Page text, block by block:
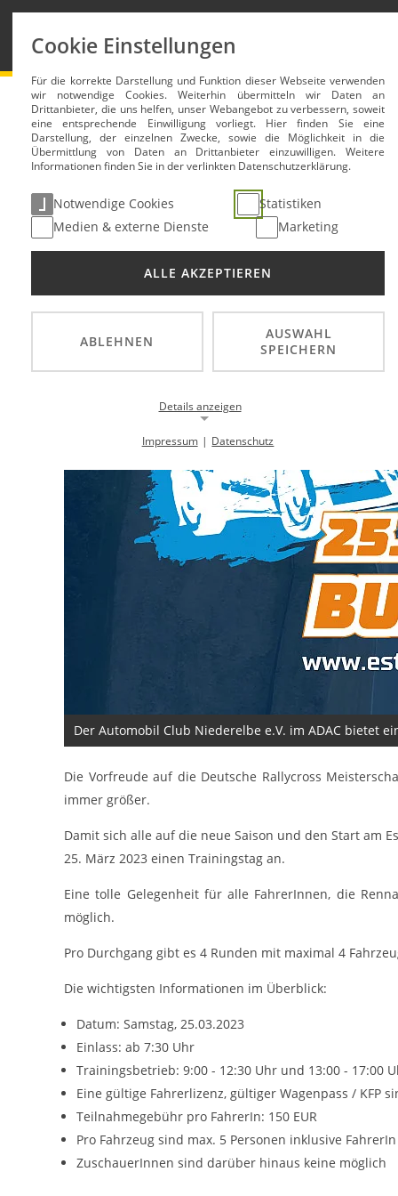
Deutsche Rallycross Meisterschaft DRX News
Trainingstag am
23. Jan 2023
Der Automobil Club Niederelbe e.V. im ADAC bietet
Die Vorfreude auf die Deutsche Rallycross
immer größer.
Damit sich alle auf die neue Saison und den Start am
25. März 2023 einen Trainingstag an.
Eine tolle Gelegenheit für alle FahrerInnen, die
möglich.
Pro Durchgang gibt es 4 Runden mit maximal 4
Die wichtigsten Informationen im Überblick:
Datum: Samstag, 25.03.2023
Einlass: ab 7:30 Uhr
Trainingsbetrieb: 9:00 - 12:30 Uhr und 13:00 - 17:00
Eine gültige Fahrerlizenz, gültiger Wagenpass / KFP
Teilnahmegebühr pro FahrerIn: 150 EUR
Pro Fahrzeug sind max. 5 Personen inklusive
ZuschauerInnen sind darüber hinaus keine möglich
Cookie Einstellungen
Für die korrekte Darstellung und Funktion dieser Webseite verwenden
wir notwendige Cookies. Weiterhin übermitteln wir Daten an
Drittanbieter, die uns helfen, unser Webangebot zu verbessern, soweit
eine entsprechende Einwilligung vorliegt. Hier finden Sie eine
Darstellung, der einzelnen Zwecke, sowie die Möglichkeit in die
Übermittlung von Daten an Drittanbieter einzuwilligen. Weitere
Informationen finden Sie in der verlinkten Datenschutzerklärung.
Notwendige Cookies
Statistiken
Medien & externe Dienste
Marketing
ALLE AKZEPTIEREN
ABLEHNEN
AUSWAHL
SPEICHERN
Details anzeigen
Notwendige Cookies ermöglichen die Kernfunktionalität einer
Website. Sie helfen dabei, die Website nutzbar zu machen, indem sie
grundlegende Funktionen ermöglichen. Ohne diese Cookies kann die
Website nicht richtig funktionieren.
Background Image
Dieser Cookie speichert Informationen zu
verwendeten Hintergrundbildern der
24 Stunden
Cookie Consent
Name: cookie_consent
DMSB
Cookie-Einstellungen.
Cookie Laufzeit:
Statistiken
Berichten über die Website-Nutzungsstatistik dienen, ohne dass
einzelne Besucher persönlich identifiziert werden können.
Google Analytics
Name: _gat, _ga, _gid
Google LLC
Impressum | Datenschutz